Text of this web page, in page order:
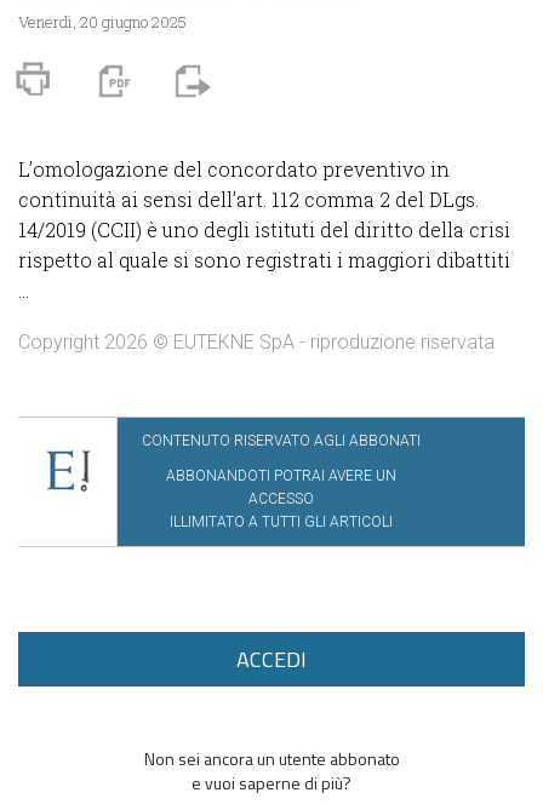
Venerdì, 20 giugno 2025
L’omologazione del concordato preventivo in
continuità ai sensi dell’art. 112 comma 2 del DLgs.
14/2019 (CCII) è uno degli istituti del diritto della crisi
rispetto al quale si sono registrati i maggiori dibattiti
Copyright 2026 © EUTEKNE SpA - riproduzione riservata
CONTENUTO RISERVATO AGLI ABBONATI
ABBONANDOTI POTRAI AVERE UN
ACCESSO
ILLIMITATO A TUTTI GLI ARTICOLI
ACCEDI
Non sei ancora un utente abbonato
e vuoi saperne di più?